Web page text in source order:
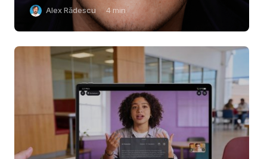
Alex Rădescu 4 min